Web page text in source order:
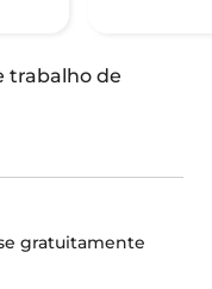
trabalho de
gratuitamente